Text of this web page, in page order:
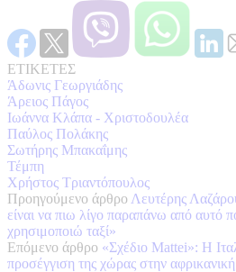
ΕΤΙΚΕΤΕΣ
Άδωνις Γεωργιάδης
Άρειος Πάγος
Ιωάννα Κλάπα - Χριστοδουλέα
Παύλος Πολάκης
Σωτήρης Μπακαΐμης
Τέμπη
Χρήστος Τριαντόπουλος
Προηγούμενο άρθρο Λευτέρης
είναι να πιω λίγο παραπάνω από αυτό
χρησιμοποιώ ταξί»
Επόμενο άρθρο «Σχέδιο Mattei»: Η
προσέγγιση της χώρας στην